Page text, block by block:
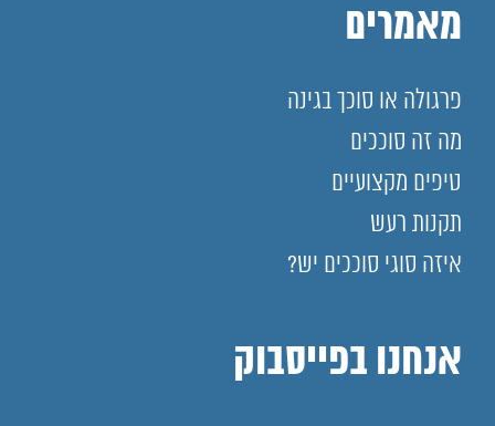
מאמרים
פרגולה או סוכך בגינה
מה זה סוככים
טיפים מקצועיים
תקנות רעש
איזה סוגי סוככים יש?
אנחנו בפייסבוק